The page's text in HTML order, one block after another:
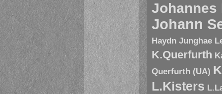
Johannes
Johann
Haydn Junghae
K.Querfurth
Querfurth (UA)
L.Kisters